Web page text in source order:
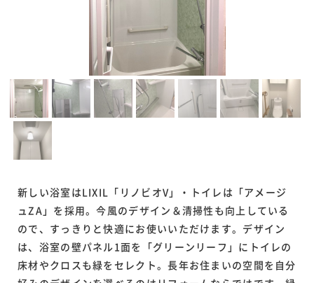
新しい浴室はLIXIL「リノビオV」・トイレは「アメージ
ュZA」を採用。今風のデザイン＆清掃性も向上している
ので、すっきりと快適にお使いいただけます。デザイン
は、浴室の壁パネル1面を「グリーンリーフ」にトイレの
床材やクロスも緑をセレクト。長年お住まいの空間を自分